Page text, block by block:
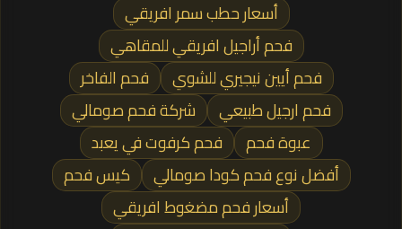
أسعار حطب سمر افريقي
فحم أراجيل افريقي للمقاهي
فحم أيين نيجيري للشوي
فحم الفاخر
فحم ارجيل طبيعي
شركة فحم صومالي
عبوة فحم
فحم كرفوت في يعبد
أفضل نوع فحم كودا صومالي
كيس فحم
أسعار فحم مضغوط افريقي